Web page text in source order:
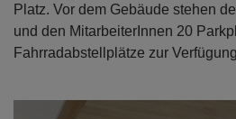
Platz. Vor dem Gebäude stehen
und den MitarbeiterInnen 20
Fahrradabstellplätze zur